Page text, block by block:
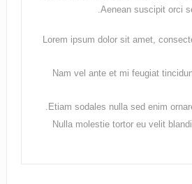
Aenean suscipit orci
Lorem ipsum dolor sit amet,
Nam vel ante et mi feugiat
Etiam sodales nulla sed enim
Nulla molestie tortor eu velit